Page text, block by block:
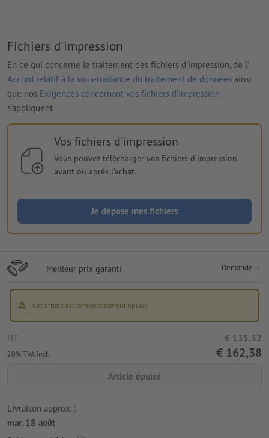
Fichiers d'impression
En ce qui concerne le traitement des fichiers d'impression, de l'
Accord relatif à la sous-traitance du traitement de données ainsi
que nos Exigences concernant vos fichiers d'impression
s'appliquent
Vos fichiers d'impression
Vous pouvez télécharger vos fichiers d'impression
avant ou après l'achat.
Je dépose mes fichiers
Meilleur prix garanti Demande
Cet article est temporairement épuisé
HT € 135,32
20% TVA incl. € 162,38
Article épuisé
Livraison approx. :
mar. 18 août